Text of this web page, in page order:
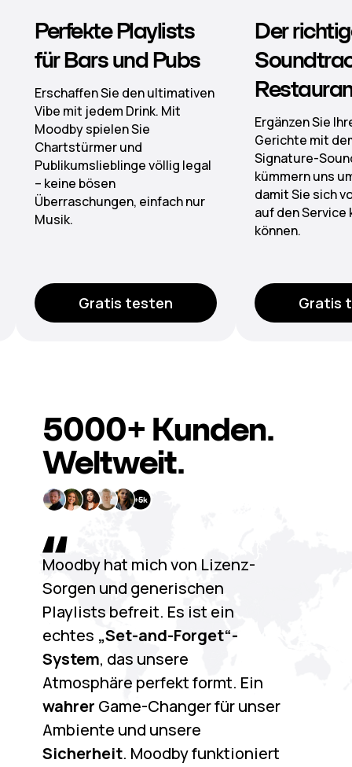
Der richtige
Soundtrack für
Restaurants
Ergänzen Sie Ihre Signature-
Gerichte mit dem passenden
Signature-Sound. Wir
kümmern uns um die Lizenzen,
damit Sie sich voll und ganz
auf den Service konzentrieren
können.
Gratis testen
Musik für
Von der Lobby
Klangwelten
verwaltete
präzise Zonen-
Gratis
Moodby hat mich von Lizenz-
Sorgen und generischen
Playlists befreit. Es ist ein
echtes „Set-and-Forget“-
System, das unsere
Atmosphäre perfekt formt. Ein
wahrer Game-Changer für unser
Ambiente und unsere
Sicherheit. Moodby funktioniert
5000+ Kunden.
Weltweit.